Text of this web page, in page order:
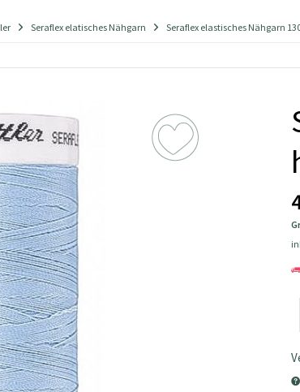
Seraflex elatisches Nähgarn Seraflex elastisches Nähgarn